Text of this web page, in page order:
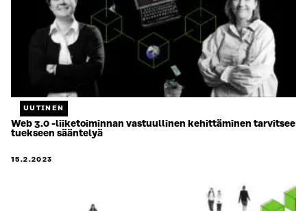
UUTINEN
Web 3.0 -liiketoiminnan vastuullinen kehittäminen tarvitsee
tuekseen sääntelyä
15.2.2023